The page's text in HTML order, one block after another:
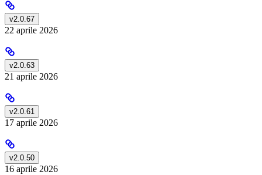
v2.0.67
22 aprile 2026
v2.0.63
21 aprile 2026
v2.0.61
17 aprile 2026
v2.0.50
16 aprile 2026